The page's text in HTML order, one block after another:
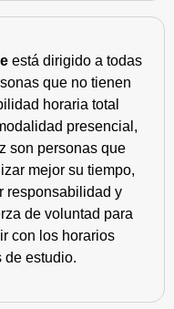
está dirigido a todas
que no tienen
horaria total
presencial,
son personas que
mejor su tiempo,
responsabilidad y
de voluntad para
con los horarios
de estudio.